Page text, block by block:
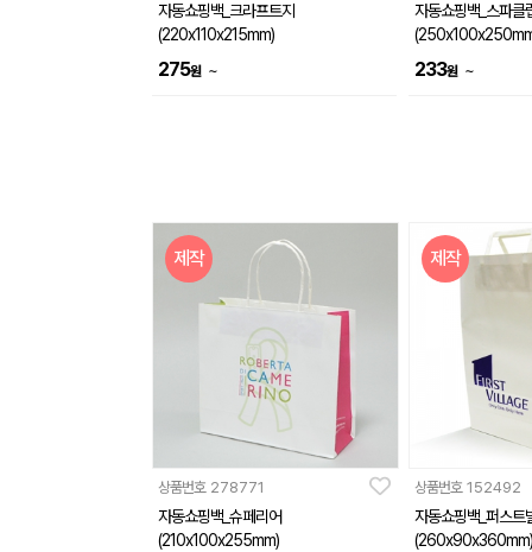
자동쇼핑백_크라프트지
(220x110x215mm)
275원 ~
자동쇼핑백_스파클
233원 ~
제작
상품번호 278771
자동쇼핑백_슈페리어
(210x100x255mm)
제작
상품번호 152492
자동쇼핑백_퍼스트
(260x90x360mm)